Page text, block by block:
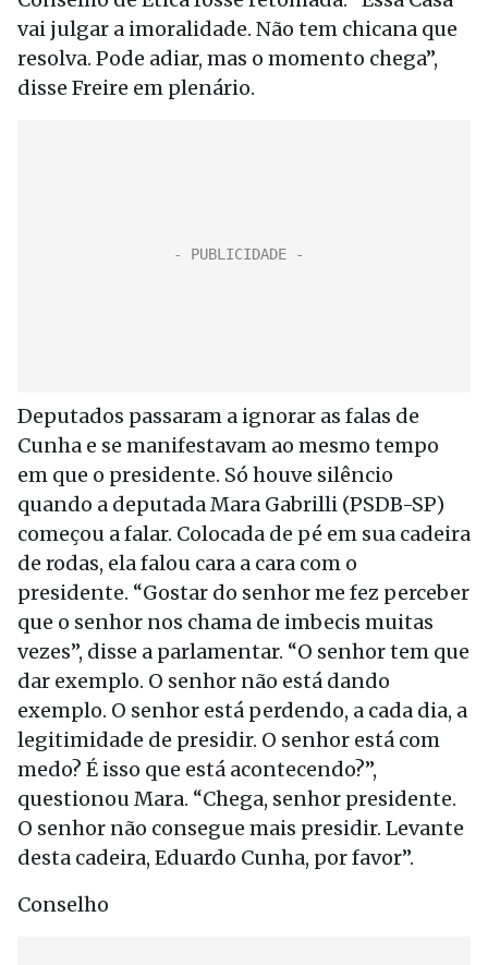
vai julgar a imoralidade. Não tem chicana que
resolva. Pode adiar, mas o momento chega”,
disse Freire em plenário.
Deputados passaram a ignorar as falas de
Cunha e se manifestavam ao mesmo tempo
em que o presidente. Só houve silêncio
quando a deputada Mara Gabrilli (PSDB-SP)
começou a falar. Colocada de pé em sua cadeira
de rodas, ela falou cara a cara com o
presidente. “Gostar do senhor me fez perceber
que o senhor nos chama de imbecis muitas
vezes”, disse a parlamentar. “O senhor tem que
dar exemplo. O senhor não está dando
exemplo. O senhor está perdendo, a cada dia, a
legitimidade de presidir. O senhor está com
medo? É isso que está acontecendo?”,
questionou Mara. “Chega, senhor presidente.
O senhor não consegue mais presidir. Levante
desta cadeira, Eduardo Cunha, por favor”.
Conselho